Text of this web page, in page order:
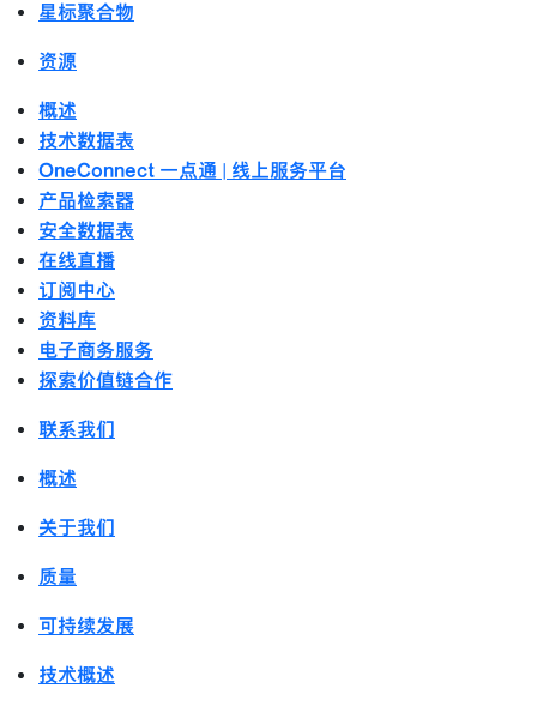
星标聚合物
资源
概述
技术数据表
OneConnect 一点通 | 线上服务平台
产品检索器
安全数据表
在线直播
订阅中心
资料库
电子商务服务
探索价值链合作
联系我们
概述
关于我们
质量
可持续发展
技术概述